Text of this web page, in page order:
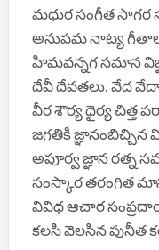
మధుర సంగీత సాగర
అనుపమ నాట్య గీతాల
హిమవన్నగ సమాన
దేవీ దేవతలు, వేద
వీర శౌర్య ధైర్య చిత్త
జగతికి జ్ఞానంబిచ్చిన
అపూర్వ జ్ఞాన రత్న
సంస్కార తరంగిత మానస
వివిధ ఆచార
కలసి వెలసిన పునీత